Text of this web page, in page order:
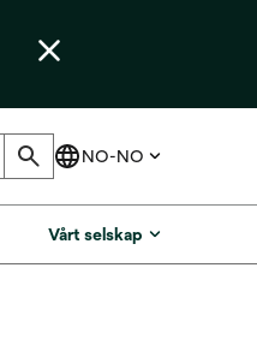
Vårt selskap